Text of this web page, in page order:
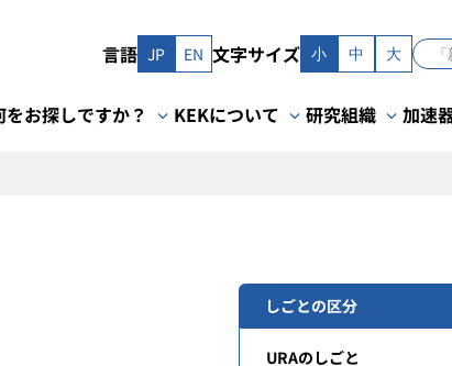
言語 JP EN 文字サイズ 小 中 大
をお探しですか？ KEKについて 研究組織 加速
しごとの区分
URAのしごと